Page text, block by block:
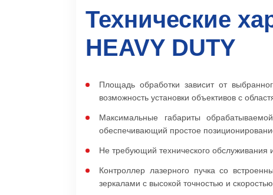
Технические
HEAVY DUTY
Площадь обработки зависит от
возможность установки объективов с
Максимальные габариты
обеспечивающий простое
Не требующий технического обслуживания
Контроллер лазерного пучка со
зеркалами с высокой точностью и скоростью.